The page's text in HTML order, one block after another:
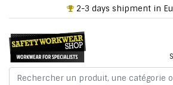
2-3 days shipment in